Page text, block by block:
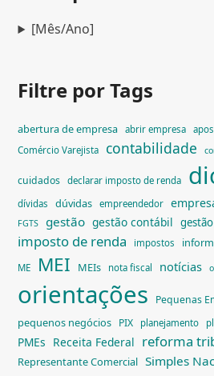
[Mês/Ano]
Filtre por Tags
abertura de empresa abrir empresa
Comércio Varejista
contabilidade
cuidados declarar imposto de renda
dívidas dúvidas empreendedor
FGTS gestão gestão contábil
imposto de renda impostos
ME MEI MEIs nota fiscal notícias
orientações Pequenas
pequenos negócios PIX planejamento
PMEs Receita Federal reforma
Representante Comercial Simples